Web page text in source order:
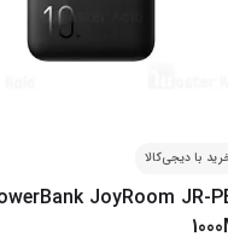
با دیجی‌کالا
JoyRoom JR-